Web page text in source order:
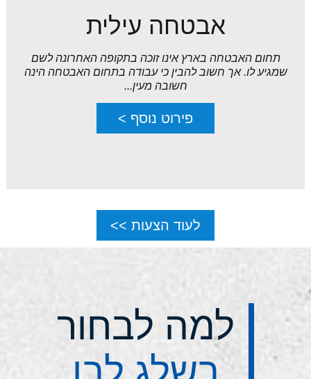
אבטחה עילית
תחום האבטחה בארץ אינו זוכה בתקופה האחרונה לשם
שמגיע לו. אך חשוב להבין כי עבודה בתחום האבטחה הינה
חשובה מעין...
פירוט נוסף >
לעוד הצעות >>
למה לבחור